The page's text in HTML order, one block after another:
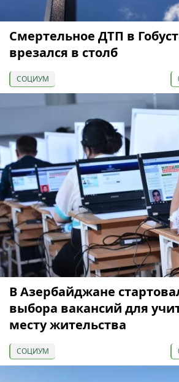
Смертельное ДТП в
врезался в столб
СОЦИУМ
В Азербайджане
выбора вакансий для
месту жительства
СОЦИУМ